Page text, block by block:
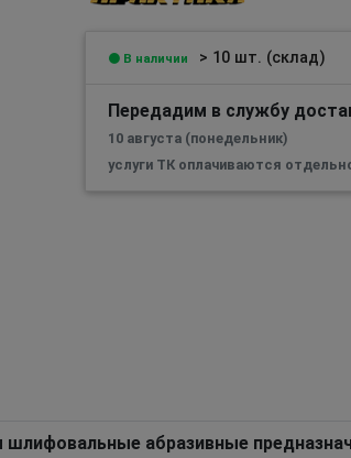
В наличии > 10 шт. (склад)
Передадим в службу
10 августа (понедельник)
услуги ТК оплачиваются
абразивные